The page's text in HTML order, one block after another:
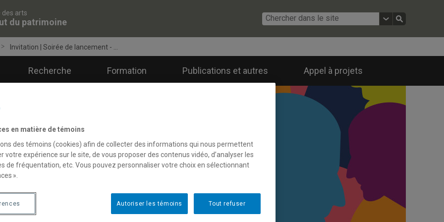
des arts
du patrimoine
Invitation | Soirée de lancement - ...
Recherche Formation Publications et autres Appel à projets
en matière de témoins
des témoins (cookies) afin de collecter des informations qui nous permettent
votre expérience sur le site, de vous proposer des contenus vidéo, d’analyser les
de fréquentation, etc. Vous pouvez personnaliser votre choix en sélectionnant
».
Tout refuser
Autoriser les témoins